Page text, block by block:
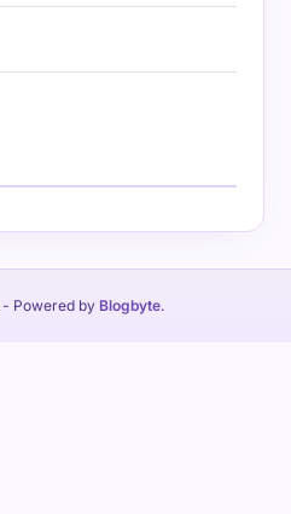
- Powered by Blogbyte.